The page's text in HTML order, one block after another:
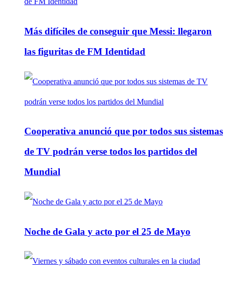
Más difíciles de conseguir que Messi: llegaron
las figuritas de FM Identidad
Cooperativa anunció que por todos sus sistemas
de TV podrán verse todos los partidos del
Mundial
Noche de Gala y acto por el 25 de Mayo